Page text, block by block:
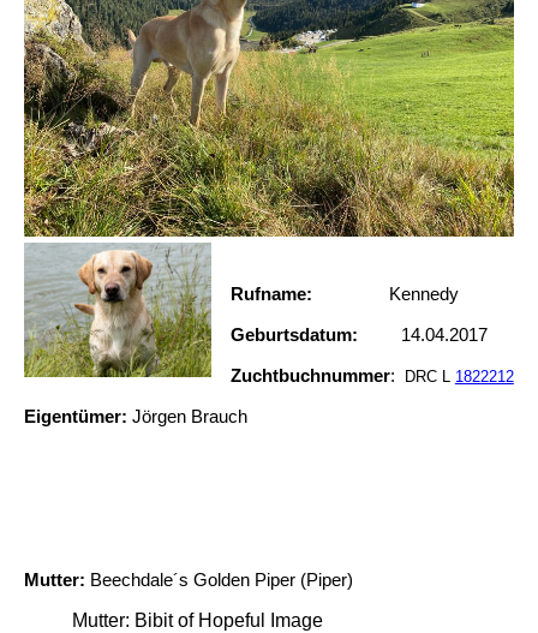
Rufname:
Kennedy
Geburtsdatum: 14.04.2017
Zuchtbuchnummer: DRC L 1822212
Eigentümer: Jörgen Brauch
Mutter: Beechdale´s Golden Piper (Piper)
Mutter: Bibit of Hopeful Image